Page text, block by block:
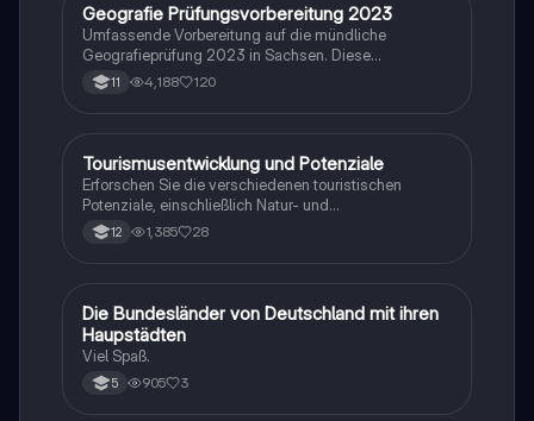
Geographie/Erdkunde
Geografie Prüfungsvorbereitung 2023
Umfassende Vorbereitung auf die mündliche
Geografieprüfung 2023 in Sachsen. Diese
Zusammenstellung deckt alle relevanten Themen ab,
darunter Windbildung, globale Disparitäten,
Studierende, die sich auf ihre Prüfungen vorbereiten
möchten.
11 4,188 120
Geographie/Erdkunde
Tourismusentwicklung und Potenziale
Erforschen Sie die verschiedenen touristischen
Potenziale, einschließlich Natur- und
Kulturraumpotenzial, sowie das
Wachstumszyklusmodell von Richard Butler. Diese
Umwelt und Gesellschaft sowie die
Herausforderungen und Chancen im Tourismussektor.
Ideal für Studierende der Tourismuswissenschaften.
12 1,385 28
DGeographie/Erdkunde
Die Bundesländer von Deutschland mit ihren
Haupstädten
Viel Spaß.
5 905 3